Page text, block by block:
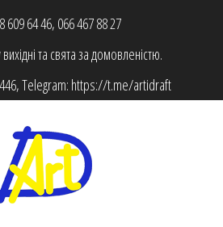
609 64 46, 066 467 88 27
та свята за домовленістю.
, Telegram: https://t.me/artidraft